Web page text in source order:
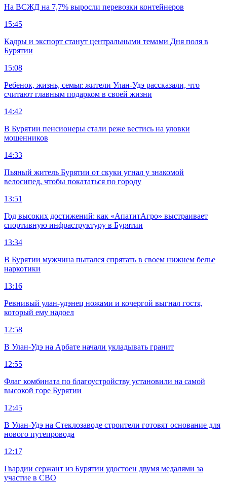
На ВСЖД на 7,7% выросли перевозки контейнеров
15:45
Кадры и экспорт станут центральными темами Дня поля в
Бурятии
15:08
Ребенок, жизнь, семья: жители Улан-Удэ рассказали, что
считают главным подарком в своей жизни
14:42
В Бурятии пенсионеры стали реже вестись на уловки
мошенников
14:33
Пьяный житель Бурятии от скуки угнал у знакомой
велосипед, чтобы покататься по городу
13:51
Год высоких достижений: как «АпатитАгро» выстраивает
спортивную инфраструктуру в Бурятии
13:34
В Бурятии мужчина пытался спрятать в своем нижнем белье
наркотики
13:16
Ревнивый улан-удэнец ножами и кочергой выгнал гостя,
который ему надоел
12:58
В Улан-Удэ на Арбате начали укладывать гранит
12:55
Флаг комбината по благоустройству установили на самой
высокой горе Бурятии
12:45
В Улан-Удэ на Стеклозаводе строители готовят основание для
нового путепровода
12:17
Гвардии сержант из Бурятии удостоен двумя медалями за
участие в СВО